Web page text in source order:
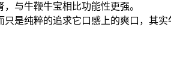
与牛鞭牛宝相比功能性更强。
纯粹的追求它口感上的爽口，其实